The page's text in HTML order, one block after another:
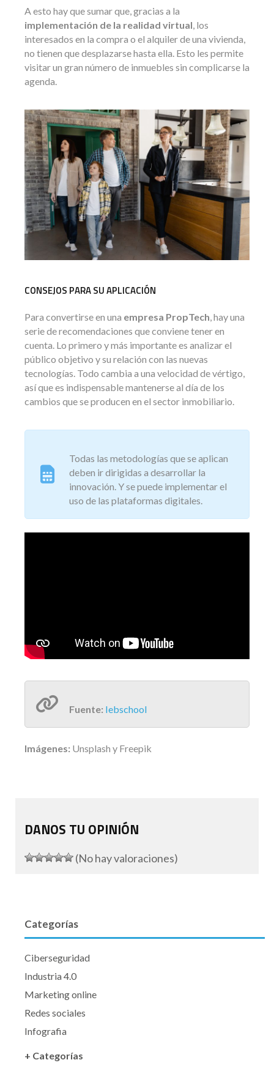
A esto hay que sumar que, gracias a la
implementación de la realidad virtual, los
interesados en la compra o el alquiler de una vivienda,
no tienen que desplazarse hasta ella. Esto les permite
visitar un gran número de inmuebles sin complicarse la
agenda.
CONSEJOS PARA SU APLICACIÓN
Para convertirse en una empresa PropTech , hay una
serie de recomendaciones que conviene tener en
cuenta. Lo primero y más importante es analizar el
público objetivo y su relación con las nuevas
tecnologías. Todo cambia a una velocidad de vértigo,
así que es indispensable mantenerse al día de los
cambios que se producen en el sector inmobiliario.
Todas las metodologías que se aplican
deben ir dirigidas a desarrollar la
innovación. Y se puede implementar el
uso de las plataformas digitales.
Fuente: Iebschool
Imágenes: Unsplash y Freepik
DANOS TU OPINIÓN
(No hay valoraciones)
Categorías
Ciberseguridad
Industria 4.0
Marketing online
Redes sociales
Infografia
+ Categorías